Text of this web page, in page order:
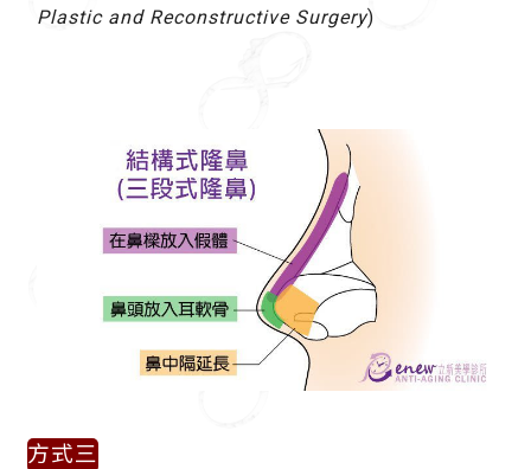
Plastic and Reconstructive Surgery)
方式三